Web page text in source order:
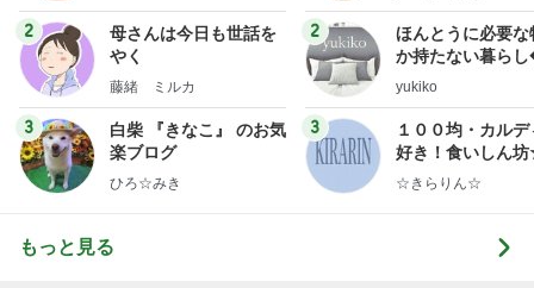
2
母さんは今日も世話を
やく
藤緒 ミルカ
3
白柴 『きなこ』 のお気
楽ブログ
ひろ☆みき
2
ほんとうに必要な
か持たない暮ら
ep Life Simple◆
yukiko
3
１００均・カルデ
好き！食いしん
らりん☆のブログ
☆きらりん☆
もっと見る